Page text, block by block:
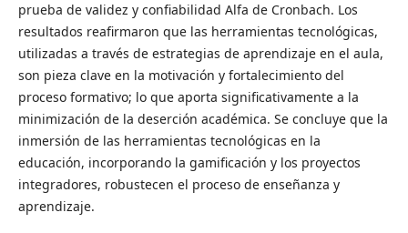
prueba de validez y confiabilidad Alfa de Cronbach. Los
resultados reafirmaron que las herramientas tecnológicas,
utilizadas a través de estrategias de aprendizaje en el aula,
son pieza clave en la motivación y fortalecimiento del
proceso formativo; lo que aporta significativamente a la
minimización de la deserción académica. Se concluye que la
inmersión de las herramientas tecnológicas en la
educación, incorporando la gamificación y los proyectos
integradores, robustecen el proceso de enseñanza y
aprendizaje.